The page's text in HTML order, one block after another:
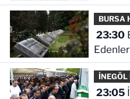
durum
BURSA
23:30Bursa’da Bugün Vefat
2026
İNEGÖL
23:05İnegöl'de Bugün Kimler